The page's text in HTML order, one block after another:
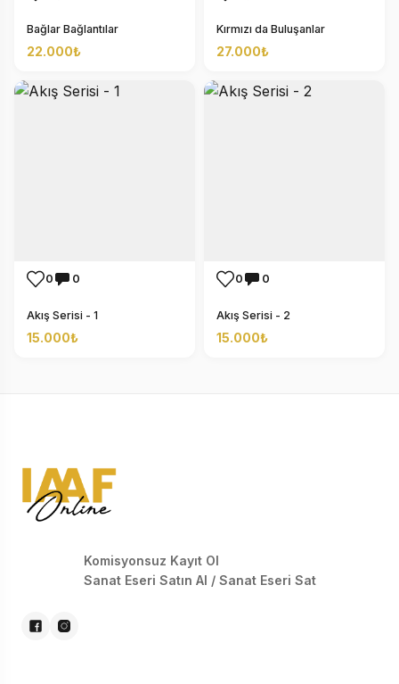
Bağlar Bağlantılar
22.000₺
Kırmızı da Buluşanlar
27.000₺
0 0
Akış Serisi - 1
15.000₺
0 0
Akış Serisi - 2
15.000₺
Komisyonsuz Kayıt Ol
Sanat Eseri Satın Al / Sanat Eseri Sat